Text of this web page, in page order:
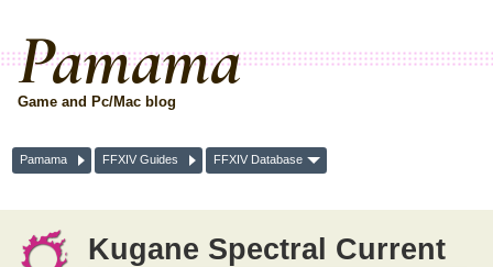
Pamama
Game and Pc/Mac blog
Pamama FFXIV Guides FFXIV Database
Kugane Spectral Current